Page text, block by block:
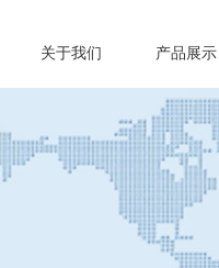
关于我们 产品展示